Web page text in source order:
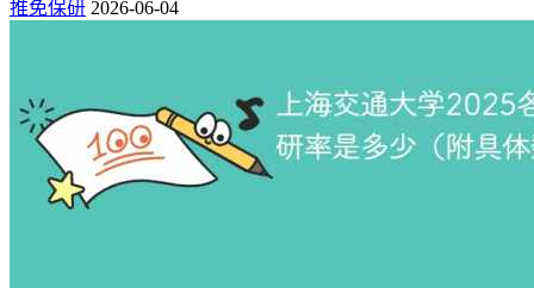
5、宁波大学
宁波大学2025年保研率8.60%，近年保研率呈上升趋势，拔尖
推免保研 2026-06-04